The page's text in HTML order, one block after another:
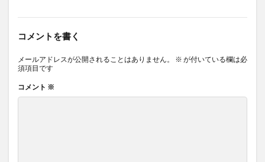
コメントを書く
メールアドレスが公開されることはありません。 ※ が付いている欄は必
須項目です
コメント ※